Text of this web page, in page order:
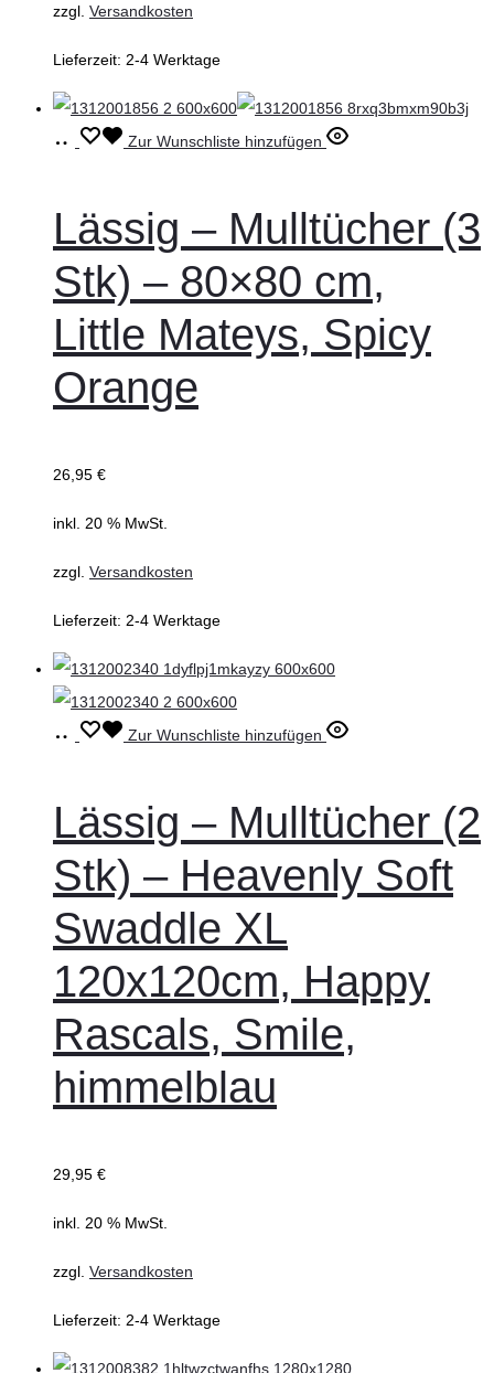
zzgl. Versandkosten
Lieferzeit: 2-4 Werktage
In
Zur Wunschliste hinzufügen
Lässig – Mulltücher (3
Stk) – 80×80 cm,
Little Mateys, Spicy
Orange
26,95 €
inkl. 20 % MwSt.
zzgl. Versandkosten
Lieferzeit: 2-4 Werktage
In
Zur Wunschliste hinzufügen
Lässig – Mulltücher (2
Stk) – Heavenly Soft
Swaddle XL
120x120cm, Happy
Rascals, Smile,
himmelblau
29,95 €
inkl. 20 % MwSt.
zzgl. Versandkosten
Lieferzeit: 2-4 Werktage